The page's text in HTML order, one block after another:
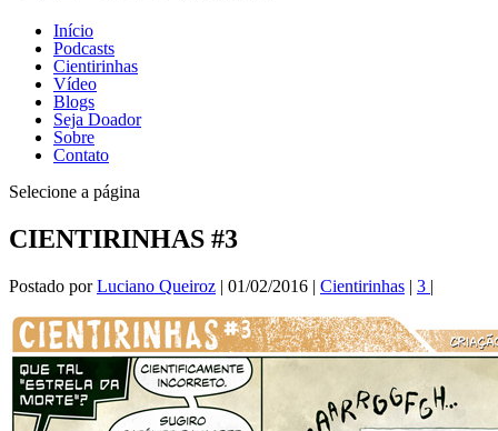
Início
Podcasts
Cientirinhas
Vídeo
Blogs
Seja Doador
Sobre
Contato
Selecione a página
CIENTIRINHAS #3
Postado porLuciano Queiroz | 01/02/2016 | Cientirinhas | 3 |